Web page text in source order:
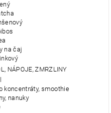
na čaj
NÁPOJE, ZMRZLINY
koncentráty, smoothie
nanuky